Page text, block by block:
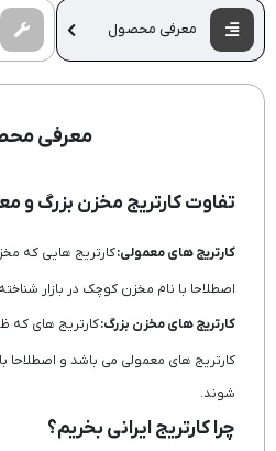
معرفی محصول
معرفی
تفاوت کارتریج مخزن بزرگ و
کارتریج های معمولی:کارتریج هایی که
اصطلاحا با نام مخزن کوچک در بازار
کارتریج های مخزن بزرگ:کارتریج های که
کارتریج های معمولی می باشد و اصطلاحا
شوند.
چرا کارتریج ایرانی بخریم؟